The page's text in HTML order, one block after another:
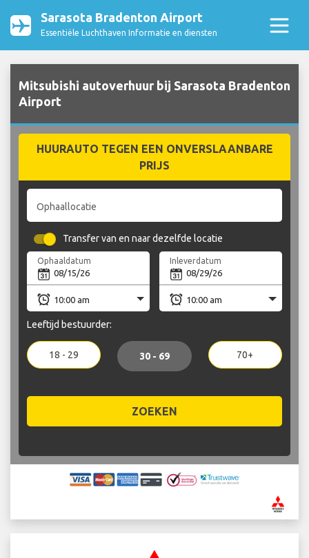
Sarasota Bradenton Airport
Essentiële Luchthaven Informatie en diensten
Mitsubishi autoverhuur bij Sarasota Bradenton
Airport
HUURAUTO TEGEN EEN ONVERSLAANBARE
PRIJS
Ophaallocatie
Transfer van en naar dezelfde locatie
Ophaaldatum Inleverdatum
Leeftijd bestuurder:
18 - 29 30 - 69 70+
ZOEKEN